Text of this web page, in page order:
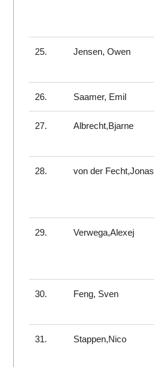
25. Jensen, Owen
26. Saamer, Emil
27. Albrecht,Bjarne
28. von der Fecht,Jonas
29. Verwega,Alexej
30. Feng, Sven
31. Stappen,Nico